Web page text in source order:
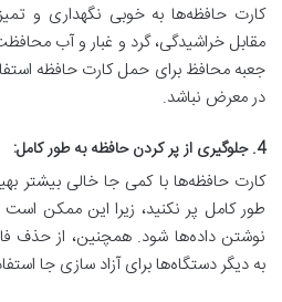
کارت حافظه‌ها به خوبی نگهداری و
مقابل خراشیدگی، گرد و غبار و آب
جعبه محافظ برای حمل کارت حافظه
در معرض نباشد.
4. جلوگیری از پر کردن حافظه به طور کامل:
کارت حافظه‌ها با کمی جا خالی بیشتر
طور کامل پر نکنید، زیرا این ممکن
نوشتن داده‌ها شود. همچنین، از حذف
به دیگر دستگاه‌ها برای آزاد سازی جا